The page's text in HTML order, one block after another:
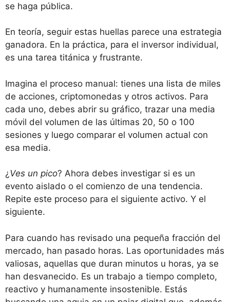
se haga pública.
En teoría, seguir estas huellas parece una estrategia
ganadora. En la práctica, para el inversor individual,
es una tarea titánica y frustrante.
Imagina el proceso manual: tienes una lista de miles
de acciones, criptomonedas y otros activos. Para
cada uno, debes abrir su gráfico, trazar una media
móvil del volumen de las últimas 20, 50 o 100
sesiones y luego comparar el volumen actual con
esa media.
¿ Ves un pico? Ahora debes investigar si es un
evento aislado o el comienzo de una tendencia.
Repite este proceso para el siguiente activo. Y el
siguiente.
Para cuando has revisado una pequeña fracción del
mercado, han pasado horas. Las oportunidades más
valiosas, aquellas que duran minutos u horas, ya se
han desvanecido. Es un trabajo a tiempo completo,
reactivo y humanamente insostenible. Estás